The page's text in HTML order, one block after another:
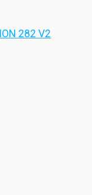
282 V2